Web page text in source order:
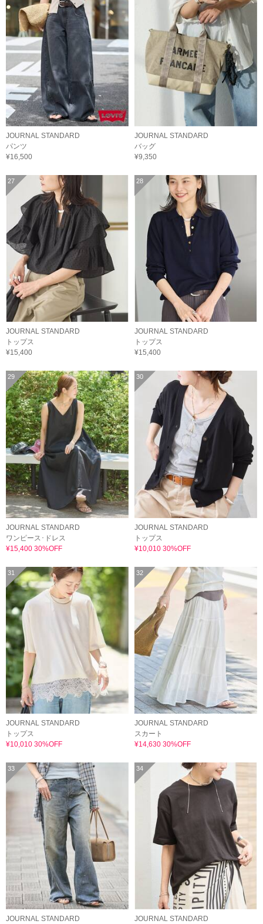
JOURNAL STANDARD
パンツ
¥16,500
JOURNAL STANDARD
バッグ
¥9,350
27
JOURNAL STANDARD
トップス
¥15,400
28
JOURNAL STANDARD
トップス
¥15,400
29
JOURNAL STANDARD
ワンピース･ドレス
¥15,400 30%OFF
30
JOURNAL STANDARD
トップス
¥10,010 30%OFF
31
JOURNAL STANDARD
トップス
¥10,010 30%OFF
32
JOURNAL STANDARD
スカート
¥14,630 30%OFF
33
JOURNAL STANDARD
34
JOURNAL STANDARD